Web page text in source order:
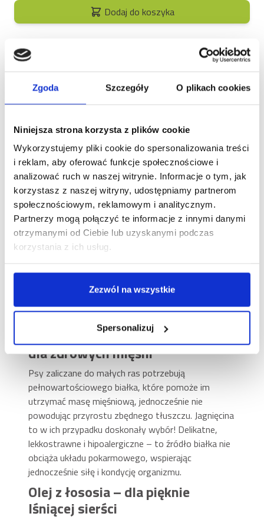
Zgoda Szczegóły O plikach cookies
Niniejsza strona korzysta z plików cookie
Wykorzystujemy pliki cookie do spersonalizowania treści
i reklam, aby oferować funkcje społecznościowe i
analizować ruch w naszej witrynie. Informacje o tym, jak
korzystasz z naszej witryny, udostępniamy partnerom
społecznościowym, reklamowym i analitycznym.
Partnerzy mogą połączyć te informacje z innymi danymi
otrzymanymi od Ciebie lub uzyskanymi podczas
korzystania z ich usług.
Zezwól na wszystkie
Spersonalizuj
Dodaj do koszyka
Opis
Brit Care Dog Hypoallergenic
Adult Small Breed – zdrowie
i energia dla psów małych
ras
Niewielki rozmiar, ale wielkie potrzeby żywieniowe –
to właśnie można powiedzieć o dorosłych psach
małych ras, ważących od 1 do 10 kilogramów. Twój
po Brit Care Dog Hypoallergenic Adult Small Breed.
Ta karma zapewni mu pełnowartościowe składniki
któremu nie będzie w stanie się oprzeć.
Jagnięcina – lekkostrawne białko
dla zdrowych mięśni
Psy zaliczane do małych ras potrzebują
pełnowartościowego białka, które pomoże im
utrzymać masę mięśniową, jednocześnie nie
powodując przyrostu zbędnego tłuszczu. Jagnięcina
to w ich przypadku doskonały wybór! Delikatne,
lekkostrawne i hipoalergiczne – to źródło białka nie
obciąża układu pokarmowego, wspierając
jednocześnie siłę i kondycję organizmu.
Olej z łososia – dla pięknie
lśniącej sierści